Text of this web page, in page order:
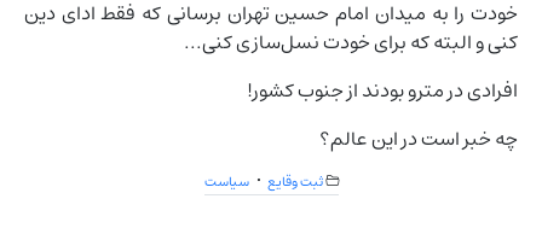
خودت را به میدان امام حسین تهران برسانی که فقط ادای دین
کنی و البته که برای خودت نسل‌سازی کنی...
افرادی در مترو بودند از جنوب کشور!
چه خبر است در این عالم؟
ثبت وقایع سیاست